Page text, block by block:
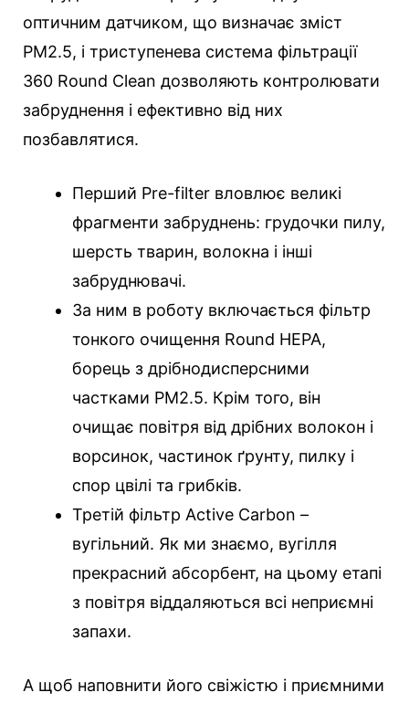
оптичним датчиком, що визначає зміст
РМ2.5, і триступенева система фільтрації
360 Round Clean дозволяють контролювати
забруднення і ефективно від них
позбавлятися.
Перший Pre-filter вловлює великі
фрагменти забруднень: грудочки пилу,
шерсть тварин, волокна і інші
забруднювачі.
За ним в роботу включається фільтр
тонкого очищення Round HEPA,
борець з дрібнодисперсними
частками PM2.5. Крім того, він
очищає повітря від дрібних волокон і
ворсинок, частинок ґрунту, пилку і
спор цвілі та грибків.
Третій фільтр Active Carbon –
вугільний. Як ми знаємо, вугілля
прекрасний абсорбент, на цьому етапі
з повітря віддаляються всі неприємні
запахи.
А щоб наповнити його свіжістю і приємними